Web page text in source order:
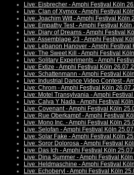
Live: Eisbrecher - Amphi Festival Köln
Live: Clan of Xymox - Amphi Festival
Live: Joachim Witt - Amphi Festival Köln
Live: Empathy Test - Amphi Festival
Live: Diary of Dreams - Amphi Festival
Live: Assemblage 23 - Amphi Festival
Live: Lebanon Hanover - Amphi Festival
Live: The Sweet Kill - Amphi Festival
Live: Solitary Experiments - Amphi
Live: Extize - Amphi Festival Köln
Live: Schattenmann - Amphi Festival
Live: Industrial Dance Video Contest -
Live: Chrom - Amphi Festival Köln
Live: Motel Transylvania - Amphi
Live: Calva Y Nada - Amphi Festival
Live: Covenant - Amphi Festival Köln
Live: Rue Oberkampf - Amphi Festival
Live: Mono Inc. - Amphi Festival Köln
Live: Selofan - Amphi Festival Köln
Live: Solar Fake - Amphi Festival Köln
Live: Soror Dolorosa - Amphi Festival
Live: Das Ich - Amphi Festival Köln
Live: Dina Summer - Amphi Festival
Live: Heldmaschine - Amphi Festival
Live: Echoberyl - Amphi Festival Köln